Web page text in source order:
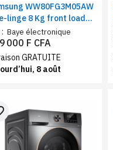
WW80FG3M05AW
linge 8 Kg front load
tr/min | Machine à
classe A moteur
avec programme
Baye électronique
000 F CFA
GRATUITE
8 août